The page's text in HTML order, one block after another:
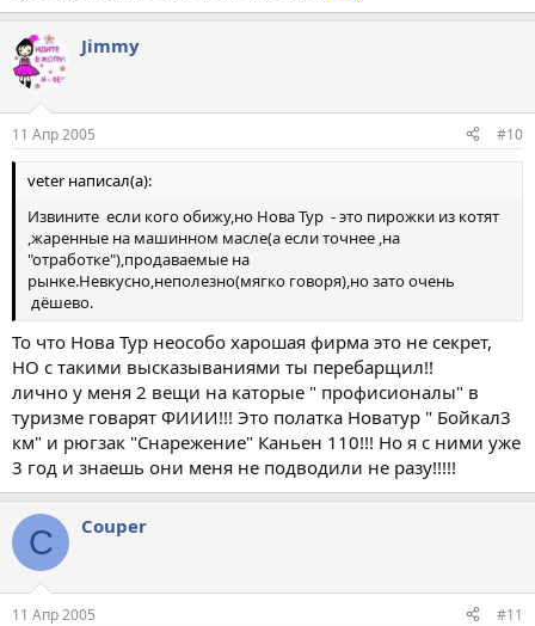
Jimmy
11 Апр 2005 #10
veter написал(а):
Извините если кого обижу,но Нова Тур - это пирожки из котят
,жаренные на машинном масле(а если точнее ,на
"отработке"),продаваемые на
рынке.Невкусно,неполезно(мягко говоря),но зато очень
дёшево.
То что Нова Тур неособо харошая фирма это не секрет,
НО с такими высказываниями ты перебарщил!!
лично у меня 2 вещи на каторые " профисионалы" в
туризме говарят ФИИИ!!! Это полатка Новатур " Бойкал3
км" и рюгзак "Снарежение" Каньен 110!!! Но я с ними уже
3 год и знаешь они меня не подводили не разу!!!!!
C Couper
11 Апр 2005 #11